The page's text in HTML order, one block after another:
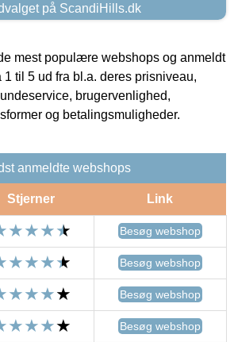
på ScandiHills.dk
mest populære webshops og anmeldt
1 til 5 ud fra bl.a. deres prisniveau,
brugervenlighed,
og betalingsmuligheder.
anmeldte webshops
Stjerner Link
Besøg webshop
Besøg webshop
Besøg webshop
Besøg webshop